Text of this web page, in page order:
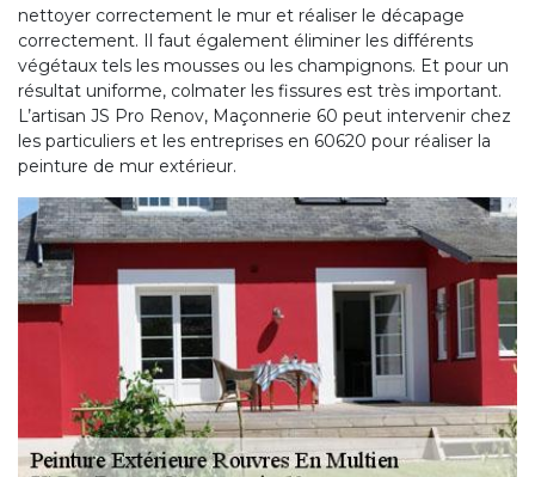
nettoyer correctement le mur et réaliser le décapage
correctement. Il faut également éliminer les différents
végétaux tels les mousses ou les champignons. Et pour un
résultat uniforme, colmater les fissures est très important.
L’artisan JS Pro Renov, Maçonnerie 60 peut intervenir chez
les particuliers et les entreprises en 60620 pour réaliser la
peinture de mur extérieur.